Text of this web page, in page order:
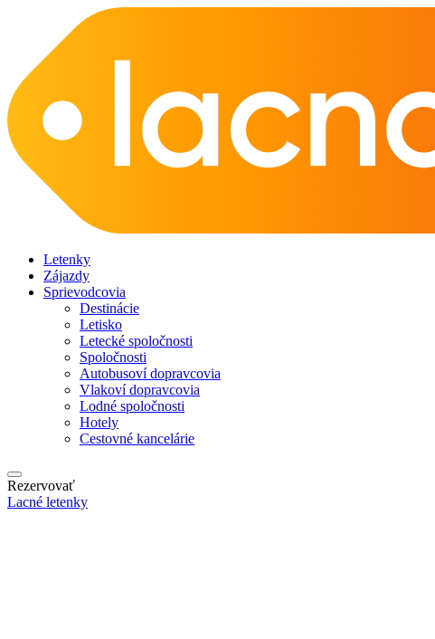
Letenky
Zájazdy
Sprievodcovia
Destinácie
Letisko
Letecké spoločnosti
Spoločnosti
Autobusoví dopravcovia
Vlakoví dopravcovia
Lodné spoločnosti
Hotely
Cestovné kancelárie
Rezervovať
Lacné letenky